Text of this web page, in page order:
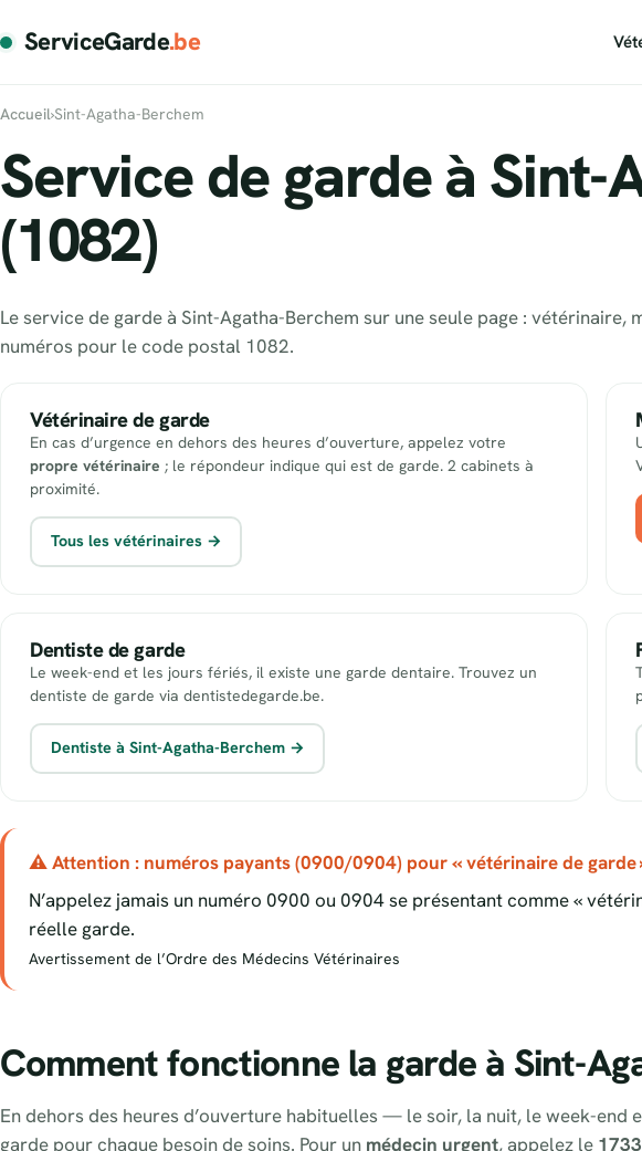
ServiceGarde.be
Accueil›Sint-Agatha-Berchem
Service de garde à Sint-
(1082)
Le service de garde à Sint-Agatha-Berchem sur une seule page :
numéros pour le code postal 1082.
Vétérinaire de garde
En cas d’urgence en dehors des heures d’ouverture, appelez votre
propre vétérinaire ; le répondeur indique qui est de garde. 2 cabinets à
proximité.
Tous les vétérinaires →
Dentiste de garde
Le week-end et les jours fériés, il existe une garde dentaire. Trouvez un
dentiste de garde via dentistedegarde.be.
Dentiste à Sint-Agatha-Berchem →
⚠ Attention : numéros payants (0900/0904) pour « vétérinaire de garde
N’appelez jamais un numéro 0900 ou 0904 se présentant comme «
réelle garde.
Avertissement de l’Ordre des Médecins Vétérinaires
Comment fonctionne la garde à Sint-
En dehors des heures d’ouverture habituelles — le soir, la nuit, le week-
garde pour chaque besoin de soins. Pour un médecin urgent, appelez le 1733